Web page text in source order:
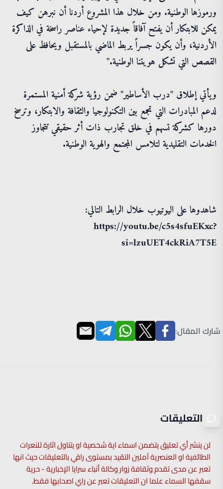
ورموزها الوطنية. ومن خلال هذا المشروع أردنا أن نبرهن كيف
يمكن للابتكار أن يفتح آفاقاً جديدة لإحياء عناصر راسخة في الذاكرة
الأردنية، وأن يكون جسراً يربط الماضي بالمستقبل ويحافظ على
القصص التي تشكل هويتنا الوطنية."
ويأتي إطلاق "درب الأساطير" ضمن رؤية شركة أمنية المستمرة
لدعم المبادرات التي تجمع بين التكنولوجيا والثقافة والابتكار، وترسخ
دورها كشركة تسهم في خلق تجارب ذات أثر حقيقي تتجاوز
الخدمات التقليدية لتلامس المجتمع والهوية الوطنية.
شاهدوها على اليوتيوب خلال الرابط التالي:
https://youtu.be/c5s4sfuEKxc?
si=lzuUET4ckRiA7T5E
شارك المقال:
التعليقات
لن ينشر أي تعليق يتضمن اسماء اية شخصية او يتناول اثارة للنعرات
الطائفية او العنصرية آملين التقيد بمستوى راقي بالتعليقات حيث انها
تعبر عن مدى تقدم وثقافة زوار وكالة أنباء سرايا الإخبارية - حرية
سقفها السماء علما ان التعليقات تعبر عن راي اصحابها فقط.